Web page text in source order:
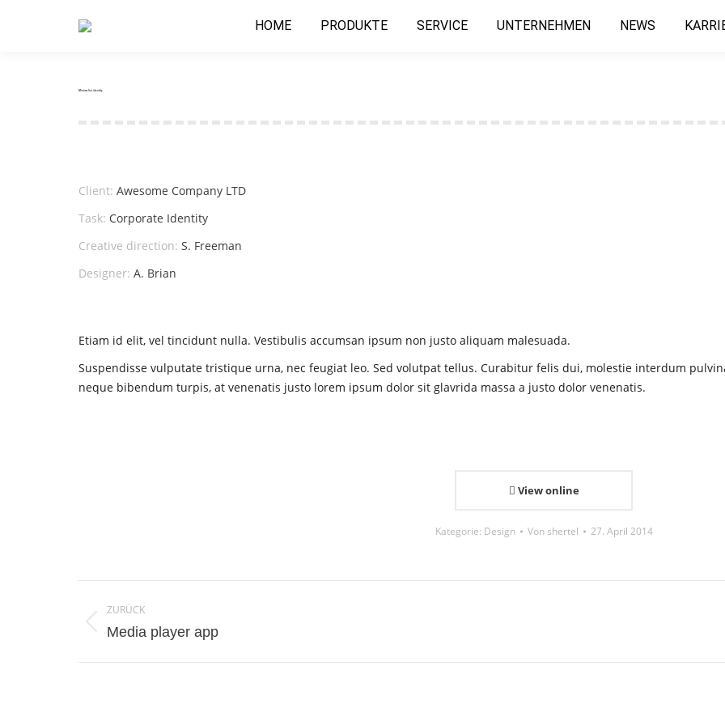
HOME PRODUKTE SERVICE UNTERNEHMEN NEWS
Minimalist identity
Client: Awesome Company LTD
Task: Corporate Identity
Creative direction: S. Freeman
Designer: A. Brian
Etiam id elit, vel tincidunt nulla. Vestibulis accumsan ipsum non justo aliquam malesuada.
Suspendisse vulputate tristique urna, nec feugiat leo. Sed volutpat tellus. Curabitur felis dui, molestie interdum
neque bibendum turpis, at venenatis justo lorem ipsum dolor sit glavrida massa a justo dolor venenatis.
View online
Kategorie: Design Von shertel 27. April 2014
navigation
ZURÜCK
Previous
Media player app